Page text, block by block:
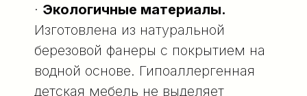
· Экологичные материалы.
Изготовлена из натуральной
березовой фанеры с покрытием на
водной основе. Гипоаллергенная
детская мебель не выделяет